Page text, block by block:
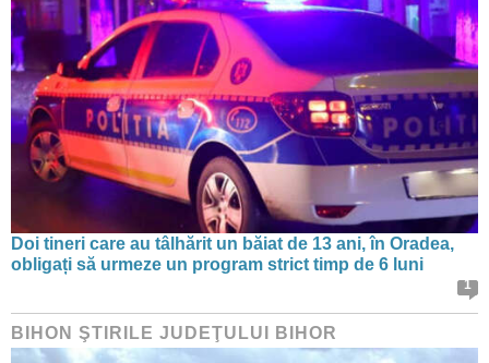
Doi tineri care au tâlhărit un băiat de 13 ani, în Oradea,
obligați să urmeze un program strict timp de 6 luni
1
BIHON ŞTIRILE JUDEŢULUI BIHOR